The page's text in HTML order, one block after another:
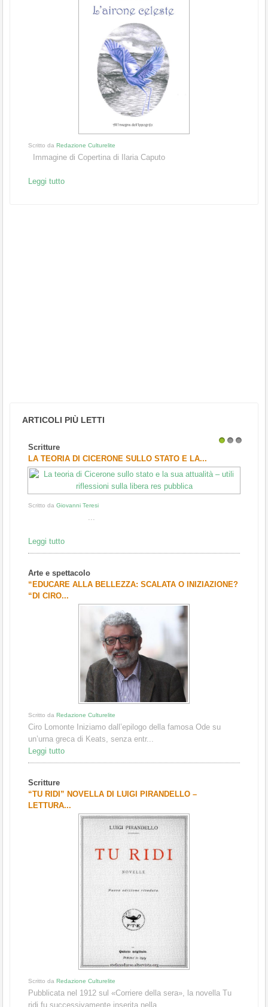
Scritto da Redazione Culturelite
Immagine di Copertina di Ilaria Caputo
Leggi tutto
ARTICOLI PIÙ LETTI
Scritture
LA TEORIA DI CICERONE SULLO STATO E LA...
Scritto da Giovanni Teresi
...
Leggi tutto
Arte e spettacolo
“EDUCARE ALLA BELLEZZA: SCALATA O INIZIAZIONE?
“DI CIRO...
Scritto da Redazione Culturelite
Ciro Lomonte Iniziamo dall’epilogo della famosa Ode su
un’urna greca di Keats, senza entr...
Leggi tutto
Scritture
“TU RIDI” NOVELLA DI LUIGI PIRANDELLO –
LETTURA...
Scritto da Redazione Culturelite
Pubblicata nel 1912 sul «Corriere della sera», la novella Tu
ridi fu successivamente inserita nella ...